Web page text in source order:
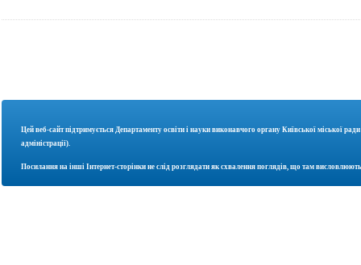
Цей веб-сайт підтримується Департаменту освіти і науки виконавчого органу Київської міської
адміністрації).
Посилання на інші Інтернет-сторінки не слід розглядати як схвалення поглядів, що там